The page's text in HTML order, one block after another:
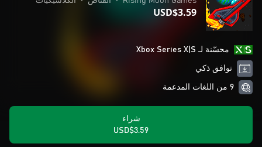
USD$3.59
محسّنة لـ Xbox Series X|S
توافق ذكي
9 من اللغات المدعمة
شراء
USD$3.59